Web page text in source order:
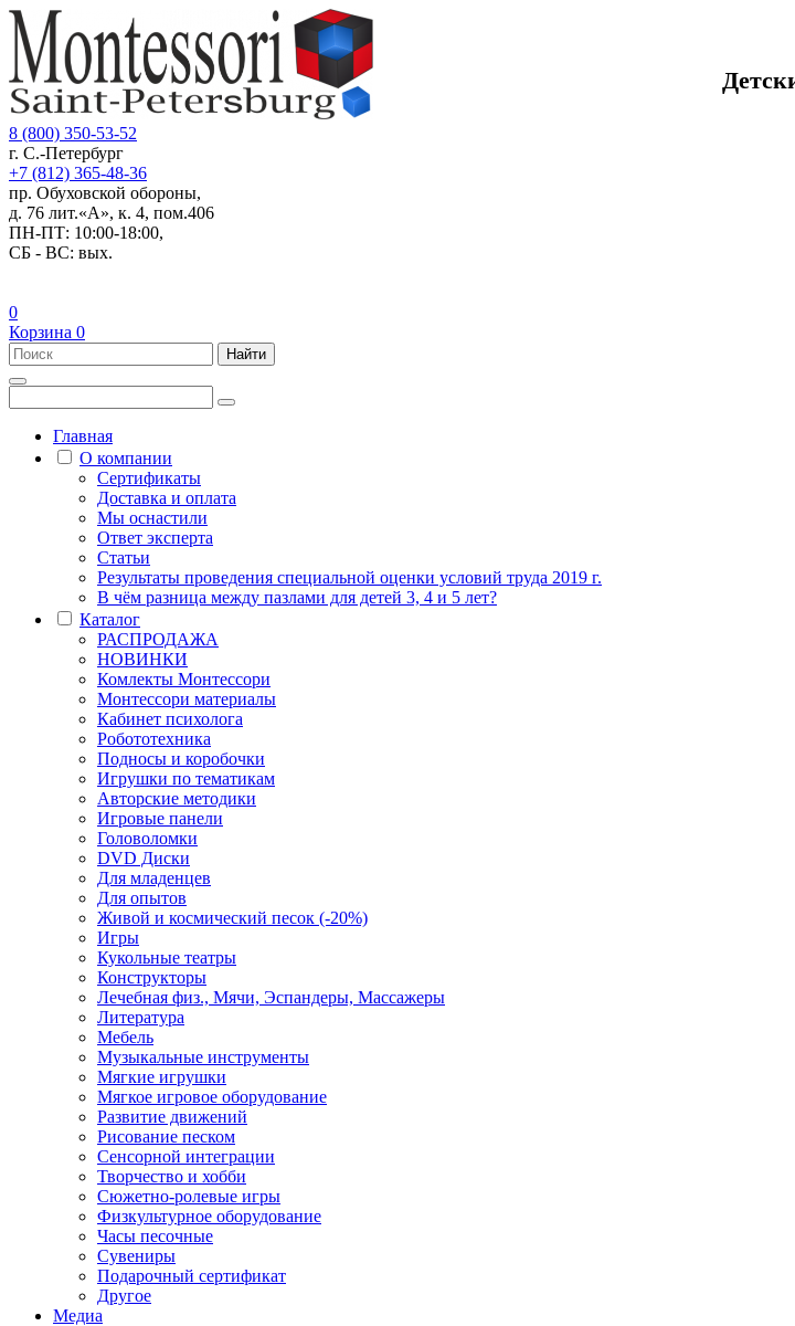
8 (800) 350-53-52
г. С.-Петербург
+7 (812) 365-48-36
пр. Обуховской обороны,
д. 76 лит.«А», к. 4, пом.406
ПН-ПТ: 10:00-18:00,
СБ - ВС: вых.
0
Корзина 0
Найти
Главная
О компании
Сертификаты
Доставка и оплата
Мы оснастили
Ответ эксперта
Статьи
Результаты проведения специальной оценки условий труда 2019 г.
В чём разница между пазлами для детей 3, 4 и 5 лет?
Каталог
РАСПРОДАЖА
НОВИНКИ
Комлекты Монтессори
Монтессори материалы
Кабинет психолога
Робототехника
Подносы и коробочки
Игрушки по тематикам
Авторские методики
Игровые панели
Головоломки
DVD Диски
Для младенцев
Для опытов
Живой и космический песок (-20%)
Игры
Кукольные театры
Конструкторы
Лечебная физ., Мячи, Эспандеры, Массажеры
Литература
Мебель
Музыкальные инструменты
Мягкие игрушки
Мягкое игровое оборудование
Развитие движений
Рисование песком
Сенсорной интеграции
Творчество и хобби
Сюжетно-ролевые игры
Физкультурное оборудование
Часы песочные
Сувениры
Подарочный сертификат
Другое
Медиа